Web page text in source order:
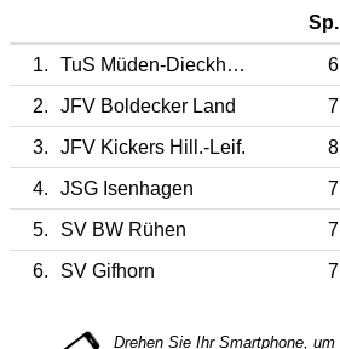
Sp.
1. TuS Müden-Dieckhorst 6
2.
JFV Boldecker Land 7
3.
JFV Kickers Hill.-Leif. 8
4.
JSG Isenhagen 7
5.
SV BW Rühen 7
6.
SV Gifhorn 7